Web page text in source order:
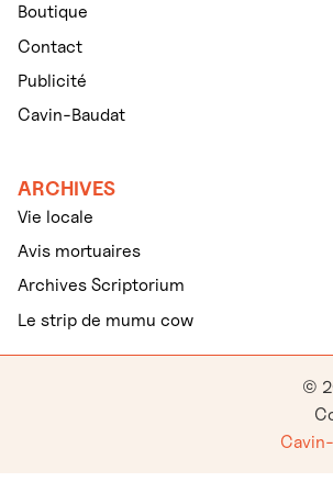
Boutique
Contact
Publicité
Cavin-Baudat
ARCHIVES
Vie locale
Avis mortuaires
Archives Scriptorium
Le strip de mumu cow
©